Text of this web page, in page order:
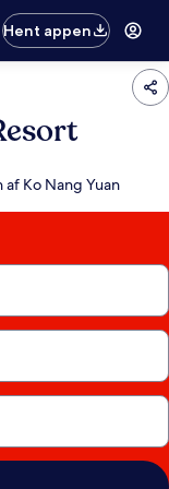
Hent appen
Ko Nang Yuan